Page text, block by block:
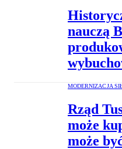
nauczą
MODERNIZACJA
Rząd
może
może